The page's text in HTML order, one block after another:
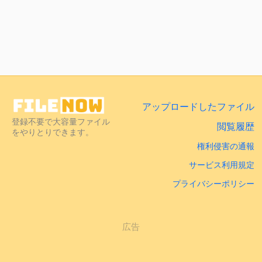
登録不要で大容量ファイル
をやりとりできます。
アップロードしたファイル
閲覧履歴
権利侵害の通報
サービス利用規定
プライバシーポリシー
広告